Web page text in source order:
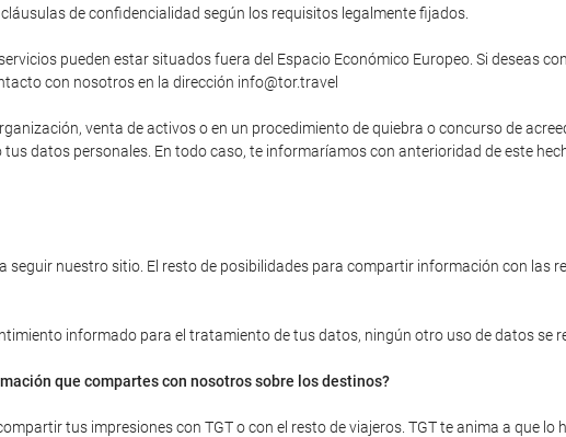
de confidencialidad según los requisitos legalmente fijados.
pueden estar situados fuera del Espacio Económico Europeo. Si deseas
con nosotros en la dirección info@tor.travel
venta de activos o en un procedimiento de quiebra o concurso de
datos personales. En todo caso, te informaríamos con anterioridad de este
nuestro sitio. El resto de posibilidades para compartir información con las
informado para el tratamiento de tus datos, ningún otro uso de datos se
que compartes con nosotros sobre los destinos?
tus impresiones con TGT o con el resto de viajeros. TGT te anima a que